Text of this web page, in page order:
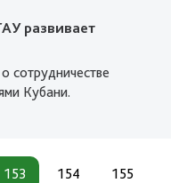
развивает
сотрудничестве
Кубани.
153 154 155